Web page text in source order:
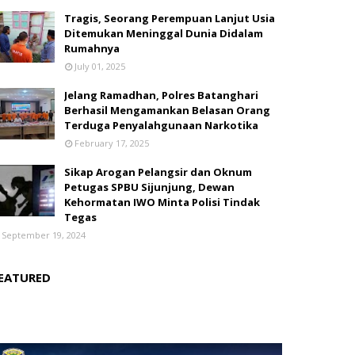
Tragis, Seorang Perempuan Lanjut Usia
Ditemukan Meninggal Dunia Didalam
Rumahnya
July 01, 2025
Jelang Ramadhan, Polres Batanghari
Berhasil Mengamankan Belasan Orang
Terduga Penyalahgunaan Narkotika
February 17, 2025
Sikap Arogan Pelangsir dan Oknum
Petugas SPBU Sijunjung, Dewan
Kehormatan IWO Minta Polisi Tindak
Tegas
September 19, 2024